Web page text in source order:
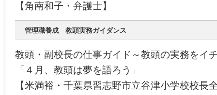
【角南和子・弁護士】
管理職養成 教頭実務ガイダンス
教頭・副校長の仕事ガイド～教頭の実務をイ
「４月、教頭は夢を語ろう」
【米満裕・千葉県習志野市立谷津小学校校長